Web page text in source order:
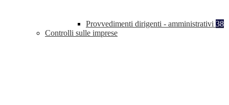
Provvedimenti dirigenti - amministrativi 38
Controlli sulle imprese